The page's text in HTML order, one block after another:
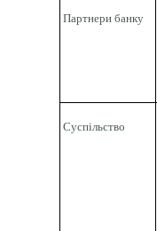
Партнери банку
Суспільство